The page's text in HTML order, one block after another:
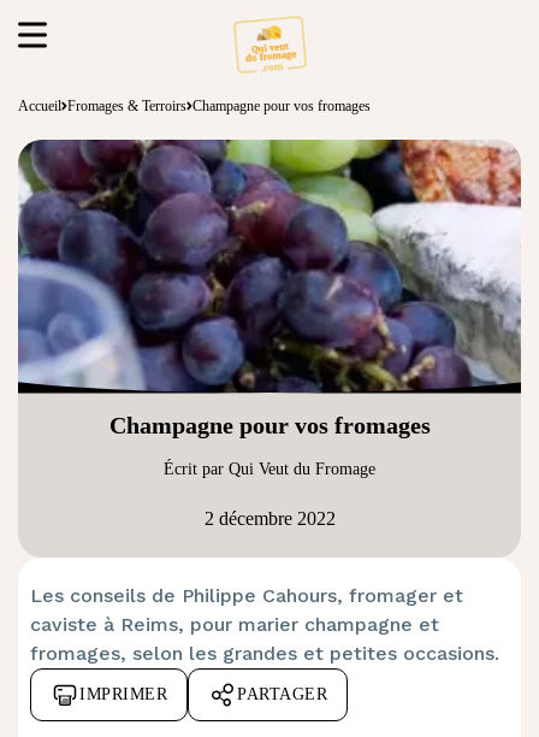
Accueil Fromages & Terroirs Champagne pour vos fromages
Champagne pour vos fromages
Écrit par Qui Veut du Fromage
2 décembre 2022
Les conseils de Philippe Cahours, fromager et
caviste à Reims, pour marier champagne et
fromages, selon les grandes et petites occasions.
IMPRIMER PARTAGER